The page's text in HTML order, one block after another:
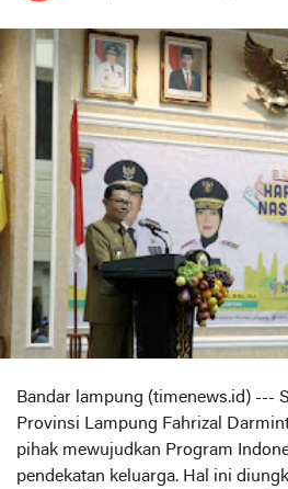
Bandar lampung (timenews.id) ---
Provinsi Lampung Fahrizal
pihak mewujudkan Program
pendekatan keluarga. Hal ini